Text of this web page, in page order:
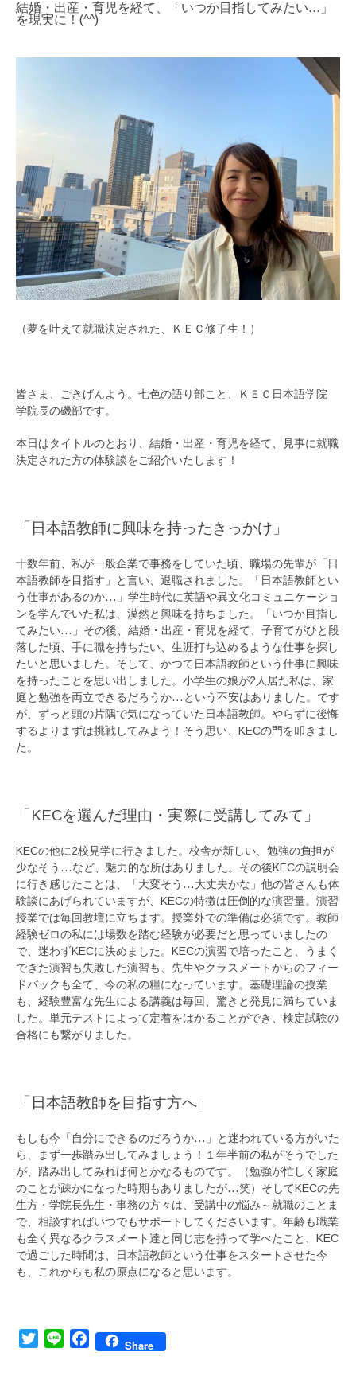
結婚・出産・育児を経て、「いつか目指してみたい…」
を現実に！(^^)
（夢を叶えて就職決定された、ＫＥＣ修了生！）
皆さま、ごきげんよう。七色の語り部こと、ＫＥＣ日本語学院
学院長の磯部です。
本日はタイトルのとおり、結婚・出産・育児を経て、見事に就職
決定された方の体験談をご紹介いたします！
「日本語教師に興味を持ったきっかけ」
十数年前、私が一般企業で事務をしていた頃、職場の先輩が「日
本語教師を目指す」と言い、退職されました。「日本語教師とい
う仕事があるのか…」学生時代に英語や異文化コミュニケーショ
ンを学んでいた私は、漠然と興味を持ちました。「いつか目指し
てみたい…」その後、結婚・出産・育児を経て、子育てがひと段
落した頃、手に職を持ちたい、生涯打ち込めるような仕事を探し
たいと思いました。そして、かつて日本語教師という仕事に興味
を持ったことを思い出しました。小学生の娘が2人居た私は、家
庭と勉強を両立できるだろうか…という不安はありました。です
が、ずっと頭の片隅で気になっていた日本語教師。やらずに後悔
するよりまずは挑戦してみよう！そう思い、KECの門を叩きまし
た。
「KECを選んだ理由・実際に受講してみて」
KECの他に2校見学に行きました。校舎が新しい、勉強の負担が
少なそう…など、魅力的な所はありました。その後KECの説明会
に行き感じたことは、「大変そう…大丈夫かな」他の皆さんも体
験談にあげられていますが、KECの特徴は圧倒的な演習量。演習
授業では毎回教壇に立ちます。授業外での準備は必須です。教師
経験ゼロの私には場数を踏む経験が必要だと思っていましたの
で、迷わずKECに決めました。KECの演習で培ったこと、うまく
できた演習も失敗した演習も、先生やクラスメートからのフィー
ドバックも全て、今の私の糧になっています。基礎理論の授業
も、経験豊富な先生による講義は毎回、驚きと発見に満ちていま
した。単元テストによって定着をはかることができ、検定試験の
合格にも繋がりました。
「日本語教師を目指す方へ」
もしも今「自分にできるのだろうか…」と迷われている方がいた
ら、まず一歩踏み出してみましょう！１年半前の私がそうでした
が、踏み出してみれば何とかなるものです。（勉強が忙しく家庭
のことが疎かになった時期もありましたが…笑）そしてKECの先
生方・学院長先生・事務の方々は、受講中の悩み～就職のことま
で、相談すればいつでもサポートしてくださいます。年齢も職業
も全く異なるクラスメート達と同じ志を持って学べたこと、KEC
で過ごした時間は、日本語教師という仕事をスタートさせた今
も、これからも私の原点になると思います。
TwitterLine FacebookShare